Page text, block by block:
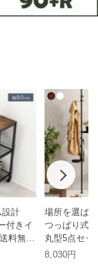
設計
付きイ
料無
場所を選ば
つっぱり式
丸型5点セッ
料】 HH
8,030円